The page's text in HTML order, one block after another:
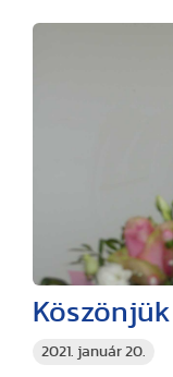
2021. január 20.